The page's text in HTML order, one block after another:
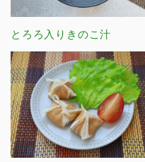
とろろ入りきのこ汁